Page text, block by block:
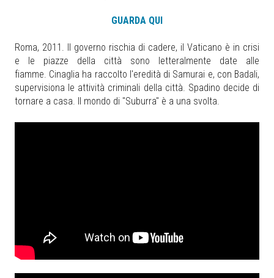
GUARDA QUI
Roma, 2011. Il governo rischia di cadere, il Vaticano è in crisi
e le piazze della città sono letteralmente date alle
fiamme. Cinaglia ha raccolto l'eredità di Samurai e, con Badali,
supervisiona le attività criminali della città. Spadino decide di
tornare a casa. Il mondo di "Suburra" è a una svolta.